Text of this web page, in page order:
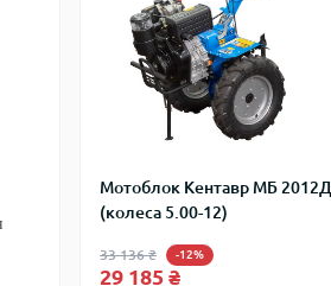
Мотоблок Кентавр МБ 2012Д
(колеса 5.00-12)
33 136 ₴ -12%
29 185 ₴